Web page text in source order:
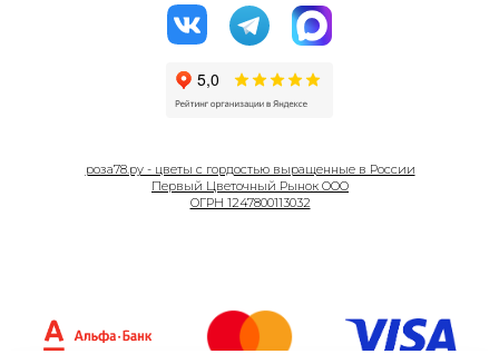
роза78.ру - цветы с гордостью выращенные в России
Первый Цветочный Рынок ООО
ОГРН 1247800113032